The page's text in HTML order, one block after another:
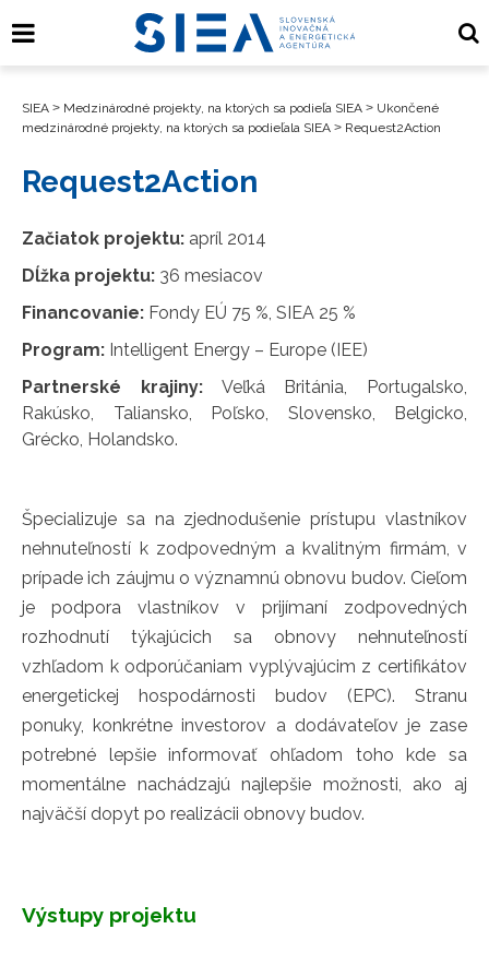
SIEA > Medzinárodné projekty, na ktorých sa podieľa SIEA > Ukončené
medzinárodné projekty, na ktorých sa podieľala SIEA > Request2Action
Request2Action
Začiatok projektu: apríl 2014
Dĺžka projektu: 36 mesiacov
Financovanie: Fondy EÚ 75 %, SIEA 25 %
Program: Intelligent Energy – Europe (IEE)
Partnerské krajiny:Veľká Británia, Portugalsko,
Rakúsko, Taliansko, Poľsko, Slovensko, Belgicko,
Grécko, Holandsko.
Špecializuje sa na zjednodušenie prístupu vlastníkov
nehnuteľností k zodpovedným a kvalitným firmám, v
prípade ich záujmu o významnú obnovu budov. Cieľom
je podpora vlastníkov v prijímaní zodpovedných
rozhodnutí týkajúcich sa obnovy nehnuteľností
vzhľadom k odporúčaniam vyplývajúcim z certifikátov
energetickej hospodárnosti budov (EPC). Stranu
ponuky, konkrétne investorov a dodávateľov je zase
potrebné lepšie informovať ohľadom toho kde sa
momentálne nachádzajú najlepšie možnosti, ako aj
najväčší dopyt po realizácii obnovy budov.
Výstupy projektu